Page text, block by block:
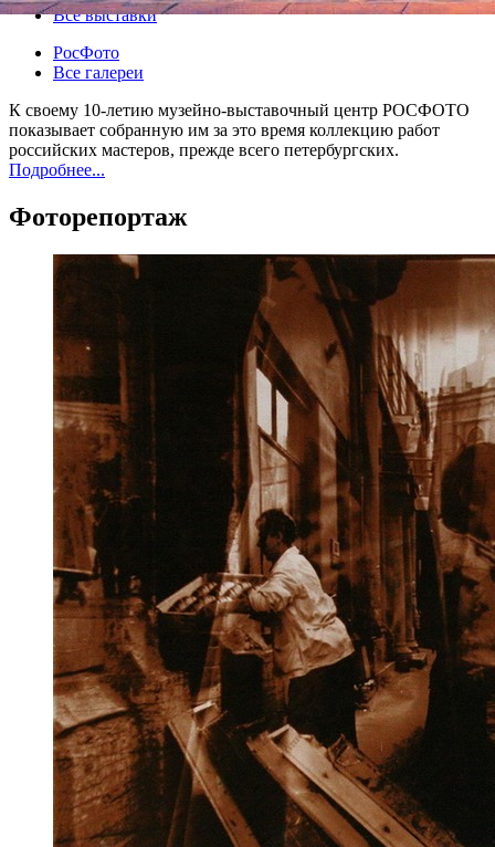
Все выставки
РосФото
Все галереи
К своему 10-летию музейно-выставочный центр РОСФОТО
показывает собранную им за это время коллекцию работ
российских мастеров, прежде всего петербургских.
Подробнее...
Фоторепортаж